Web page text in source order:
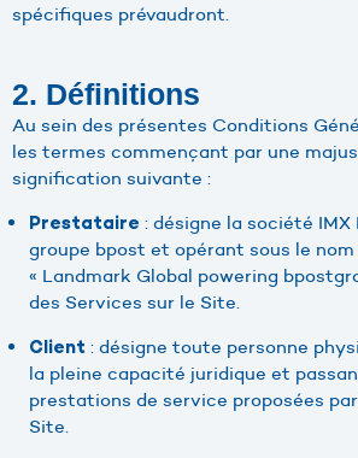
spécifiques prévaudront.
2. Définitions
Au sein des présentes Conditions
les termes commençant par une
signification suivante :
Prestataire : désigne la société IMX
groupe bpost et opérant sous le
« Landmark Global powering
des Services sur le Site.
Client : désigne toute personne
la pleine capacité juridique et
prestations de service proposées
Site.